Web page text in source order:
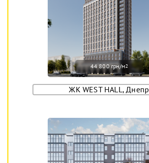
44 800 грн/м2
ЖК WEST HALL, Днепр